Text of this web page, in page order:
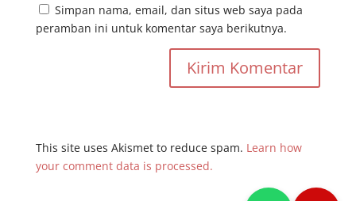
Simpan nama, email, dan situs web saya pada
peramban ini untuk komentar saya berikutnya.
This site uses Akismet to reduce spam. Learn how
your comment data is processed.